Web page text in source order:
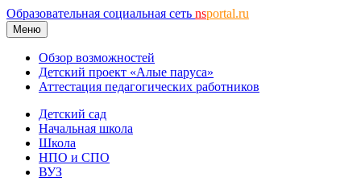
Образовательная социальная сеть nsportal.ru
Меню
Обзор возможностей
Детский проект «Алые паруса»
Аттестация педагогических работников
Детский сад
Начальная школа
Школа
НПО и СПО
ВУЗ